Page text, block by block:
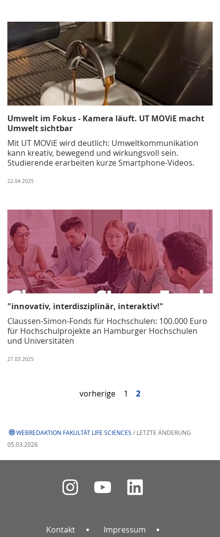
Umwelt im Fokus - Kamera läuft. UT MOViE macht
Umwelt sichtbar
Mit UT MOViE wird deutlich: Umweltkommunikation
kann kreativ, bewegend und wirkungsvoll sein.
Studierende erarbeiten kurze Smartphone-Videos.
22.04.2025
"innovativ, interdisziplinär, interaktiv!"
Claussen-Simon-Fonds für Hochschulen: 100.000 Euro
für Hochschulprojekte an Hamburger Hochschulen
und Universitäten
27.03.2025
vorherige 1 2
WEBREDAKTION FAKULTÄT LIFE SCIENCES / LETZTE ÄNDERUNG
05.03.2026
Kontakt Impressum